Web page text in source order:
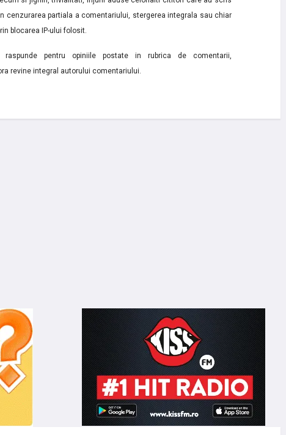
cenzurarea partiala a comentariului, stergerea integrala sau chiar
blocarea IP-ului folosit.
raspunde pentru opiniile postate in rubrica de comentarii,
revine integral autorului comentariului.